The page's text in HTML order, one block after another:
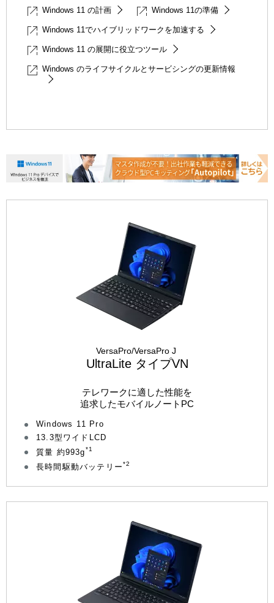
Windows 11 の計画 Windows 11の準備
Windows 11でハイブリッドワークを加速する
Windows 11 の展開に役立つツール
Windows のライフサイクルとサービシングの更新情報
VersaPro/VersaPro J
UltraLite タイプVN
テレワークに適した性能を
追求したモバイルノートPC
Windows 11 Pro
13.3型ワイドLCD
質量 約993g*1
長時間駆動バッテリー*2